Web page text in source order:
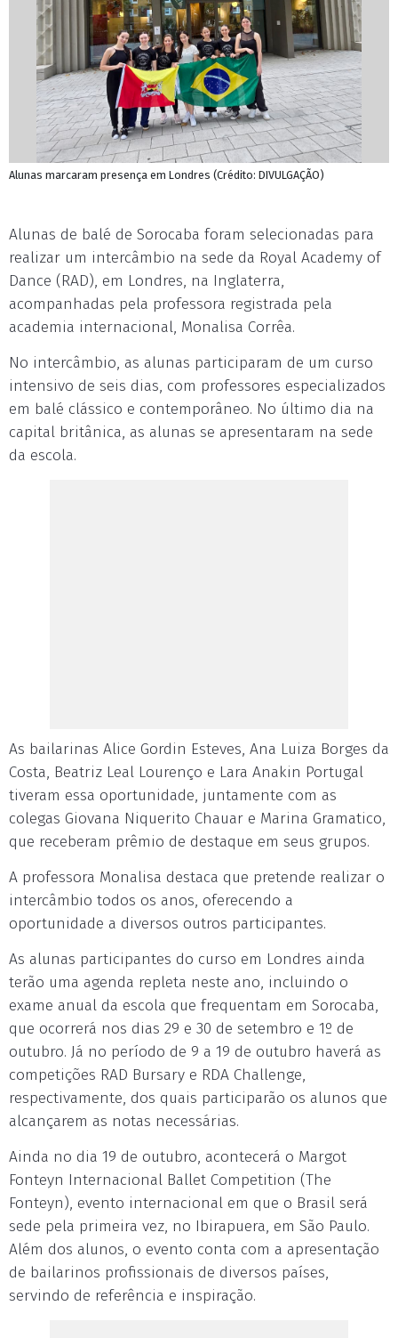
Alunas marcaram presença em Londres (Crédito: DIVULGAÇÃO)
Alunas de balé de Sorocaba foram selecionadas para
realizar um intercâmbio na sede da Royal Academy of
Dance (RAD), em Londres, na Inglaterra,
acompanhadas pela professora registrada pela
academia internacional, Monalisa Corrêa.
No intercâmbio, as alunas participaram de um curso
intensivo de seis dias, com professores especializados
em balé clássico e contemporâneo. No último dia na
capital britânica, as alunas se apresentaram na sede
da escola.
As bailarinas Alice Gordin Esteves, Ana Luiza Borges da
Costa, Beatriz Leal Lourenço e Lara Anakin Portugal
tiveram essa oportunidade, juntamente com as
colegas Giovana Niquerito Chauar e Marina Gramatico,
que receberam prêmio de destaque em seus grupos.
A professora Monalisa destaca que pretende realizar o
intercâmbio todos os anos, oferecendo a
oportunidade a diversos outros participantes.
As alunas participantes do curso em Londres ainda
terão uma agenda repleta neste ano, incluindo o
exame anual da escola que frequentam em Sorocaba,
que ocorrerá nos dias 29 e 30 de setembro e 1º de
outubro. Já no período de 9 a 19 de outubro haverá as
competições RAD Bursary e RDA Challenge,
respectivamente, dos quais participarão os alunos que
alcançarem as notas necessárias.
Ainda no dia 19 de outubro, acontecerá o Margot
Fonteyn Internacional Ballet Competition (The
Fonteyn), evento internacional em que o Brasil será
sede pela primeira vez, no Ibirapuera, em São Paulo.
Além dos alunos, o evento conta com a apresentação
de bailarinos profissionais de diversos países,
servindo de referência e inspiração.